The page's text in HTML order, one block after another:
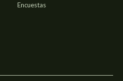
Encuestas